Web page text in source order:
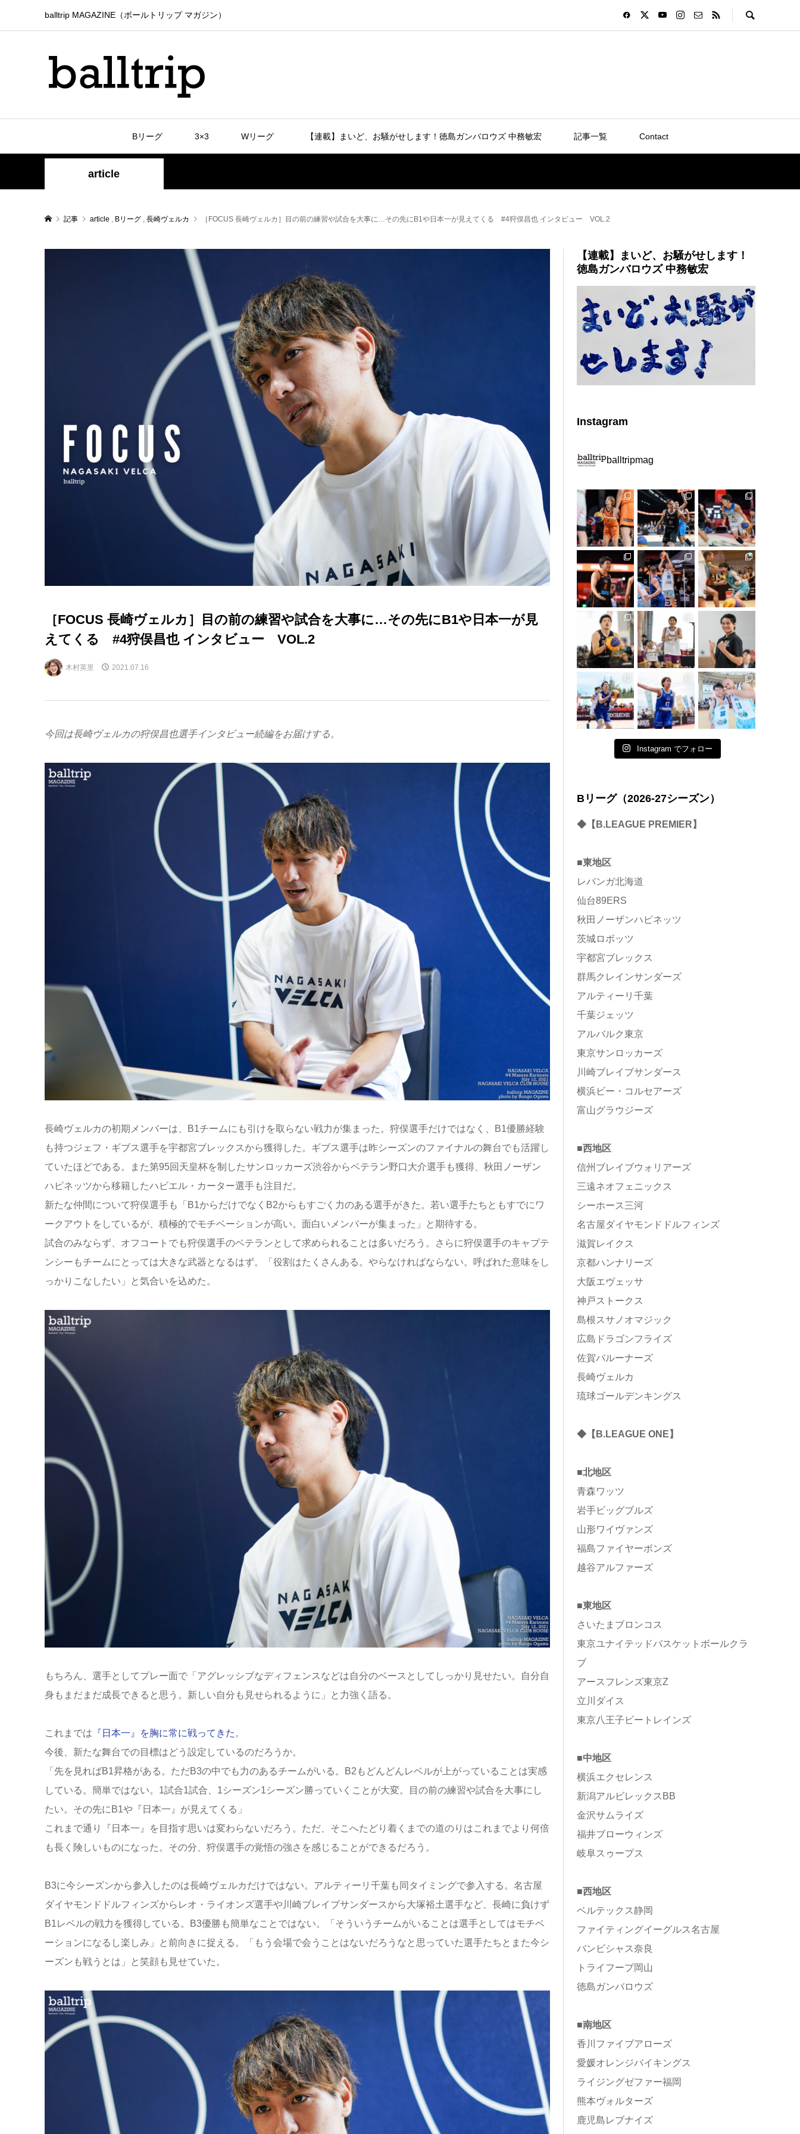
balltrip MAGAZINE（ボールトリップ マガジン）
Bリーグ 3×3 Wリーグ 【連載】まいど、お騒がせします！徳島ガンバロウズ 中務敏宏 記事一覧 Contact
article
記事 article , Bリーグ , 長崎ヴェルカ ［FOCUS 長崎ヴェルカ］目の前の練習や試合を大事に…その先にB1や日本一が見えてくる #4狩俣昌也 インタビュー VOL.2
［FOCUS 長崎ヴェルカ］目の前の練習や試合を大事に…その先にB1や日本一が見
えてくる #4狩俣昌也 インタビュー VOL.2
木村英里 2021.07.16
今回は長崎ヴェルカの狩俣昌也選手インタビュー続編をお届けする。
長崎ヴェルカの初期メンバーは、B1チームにも引けを取らない戦力が集まった。狩俣選手だけではなく、B1優勝経験
も持つジェフ・ギブス選手を宇都宮ブレックスから獲得した。ギブス選手は昨シーズンのファイナルの舞台でも活躍し
ていたほどである。また第95回天皇杯を制したサンロッカーズ渋谷からベテラン野口大介選手も獲得、秋田ノーザン
ハピネッツから移籍したハビエル・カーター選手も注目だ。
新たな仲間について狩俣選手も「B1からだけでなくB2からもすごく力のある選手がきた。若い選手たちともすでにワ
ークアウトをしているが、積極的でモチベーションが高い。面白いメンバーが集まった」と期待する。
試合のみならず、オフコートでも狩俣選手のベテランとして求められることは多いだろう。さらに狩俣選手のキャプテ
ンシーもチームにとっては大きな武器となるはず。「役割はたくさんある。やらなければならない。呼ばれた意味をし
っかりこなしたい」と気合いを込めた。
もちろん、選手としてプレー面で「アグレッシブなディフェンスなどは自分のベースとしてしっかり見せたい。自分自
身もまだまだ成長できると思う。新しい自分も見せられるように」と力強く語る。
これまでは 『日本一』を胸に常に戦ってきた 。
今後、新たな舞台での目標はどう設定しているのだろうか。
「先を見ればB1昇格がある。ただB3の中でも力のあるチームがいる。B2もどんどんレベルが上がっていることは実感
している。簡単ではない。1試合1試合、1シーズン1シーズン勝っていくことが大変。目の前の練習や試合を大事にし
たい。その先にB1や『日本一』が見えてくる」
これまで通り『日本一』を目指す思いは変わらないだろう。ただ、そこへたどり着くまでの道のりはこれまでより何倍
も長く険しいものになった。その分、狩俣選手の覚悟の強さを感じることができるだろう。
B3に今シーズンから参入したのは長崎ヴェルカだけではない。アルティーリ千葉も同タイミングで参入する。名古屋
ダイヤモンドドルフィンズからレオ・ライオンズ選手や川崎ブレイブサンダースから大塚裕土選手など、長崎に負けず
B1レベルの戦力を獲得している。B3優勝も簡単なことではない。「そういうチームがいることは選手としてはモチベ
ーションになるし楽しみ」と前向きに捉える。「もう会場で会うことはないだろうなと思っていた選手たちとまた今シ
ーズンも戦うとは」と笑顔も見せていた。
【連載】まいど、お騒がせします！
徳島ガンバロウズ 中務敏宏
Instagram
balltripmag
Instagram でフォロー
Bリーグ（2026-27シーズン）
◆【B.LEAGUE PREMIER】
■東地区
レバンガ北海道
仙台89ERS
秋田ノーザンハピネッツ
茨城ロボッツ
宇都宮ブレックス
群馬クレインサンダーズ
アルティーリ千葉
千葉ジェッツ
アルバルク東京
東京サンロッカーズ
川崎ブレイブサンダース
横浜ビー・コルセアーズ
富山グラウジーズ
■西地区
信州ブレイブウォリアーズ
三遠ネオフェニックス
シーホース三河
名古屋ダイヤモンドドルフィンズ
滋賀レイクス
京都ハンナリーズ
大阪エヴェッサ
神戸ストークス
島根スサノオマジック
広島ドラゴンフライズ
佐賀バルーナーズ
長崎ヴェルカ
琉球ゴールデンキングス
◆【B.LEAGUE ONE】
■北地区
青森ワッツ
岩手ビッグブルズ
山形ワイヴァンズ
福島ファイヤーボンズ
越谷アルファーズ
■東地区
さいたまブロンコス
東京ユナイテッドバスケットボールクラ
ブ
アースフレンズ東京Z
立川ダイス
東京八王子ビートレインズ
■中地区
横浜エクセレンス
新潟アルビレックスBB
金沢サムライズ
福井ブローウィンズ
岐阜スゥープス
■西地区
ベルテックス静岡
ファイティングイーグルス名古屋
バンビシャス奈良
トライフープ岡山
徳島ガンバロウズ
■南地区
香川ファイブアローズ
愛媛オレンジバイキングス
ライジングゼファー福岡
熊本ヴォルターズ
鹿児島レブナイズ